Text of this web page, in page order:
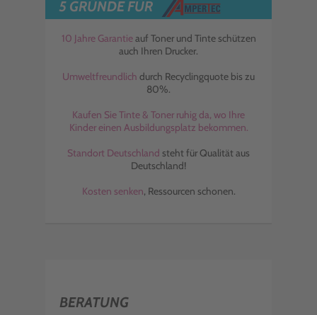
5 GRÜNDE FÜR
10 Jahre Garantieauf Toner und Tinte schützen
auch Ihren Drucker.
Umweltfreundlich durch Recyclingquote bis zu
80%.
Kaufen Sie Tinte & Toner ruhig da, wo Ihre
Kinder einen Ausbildungsplatz bekommen.
Standort Deutschland steht für Qualität aus
Deutschland!
Kosten senken, Ressourcen schonen.
BERATUNG